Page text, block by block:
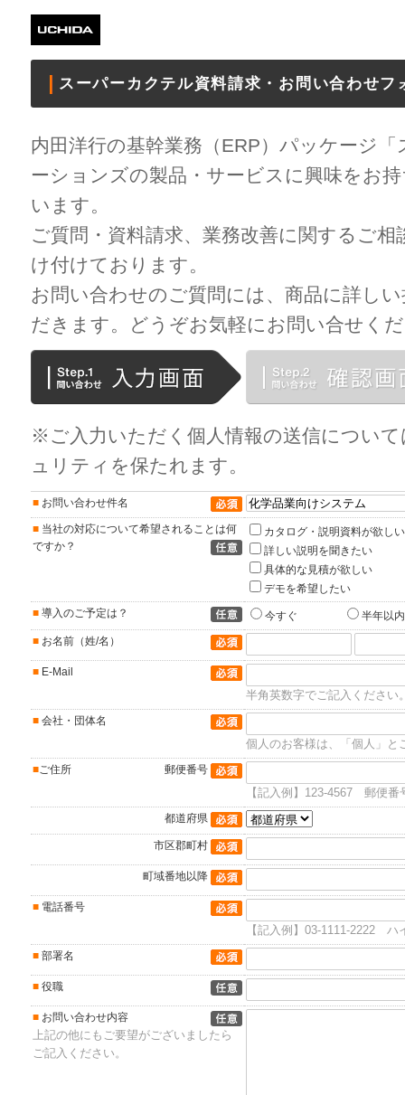
スーパーカクテル資料請求・お問い合わせフ
内田洋行の基幹業務（ERP）パッケージ
ーションズの製品・サービスに興味をお
います。
ご質問・資料請求、業務改善に関するご
け付けております。
お問い合わせのご質問には、商品に詳し
だきます。どうぞお気軽にお問い合せく
※ご入力いただく個人情報の送信につい
ュリティを保たれます。
■ お問い合わせ件名
（必須項目）
■ 当社の対応について希望されることは何
ですか？
カタログ・説明資料が欲しい
詳しい説明を聞きたい
具体的な見積が欲しい
デモを希望したい
■ 導入のご予定は？ 今すぐ
半年以内
■ お名前（姓/名）
■ E-Mail
半角英数字でご記入ください
■ 会社・団体名
個人のお客様は、「個人」と
■ご住所 郵便番号
【記入例】123-4567 郵便
都道府県
（必須項目）
市区郡町村
町域番地以降
■ 電話番号
【記入例】03-1111-2222 ハ
■ 部署名
■ 役職
■ お問い合わせ内容
上記の他にもご要望がございましたら
ご記入ください。